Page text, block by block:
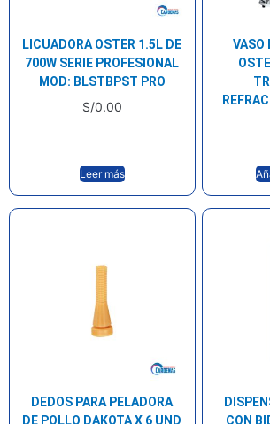
LICUADORA OSTER 1.5L DE
700W SERIE PROFESIONAL
MOD: BLSTBPST PRO
S/0.00
Leer más
VASO
DEDOS PARA PELADORA
DE POLLO DAKOTA X 6 UND
CON